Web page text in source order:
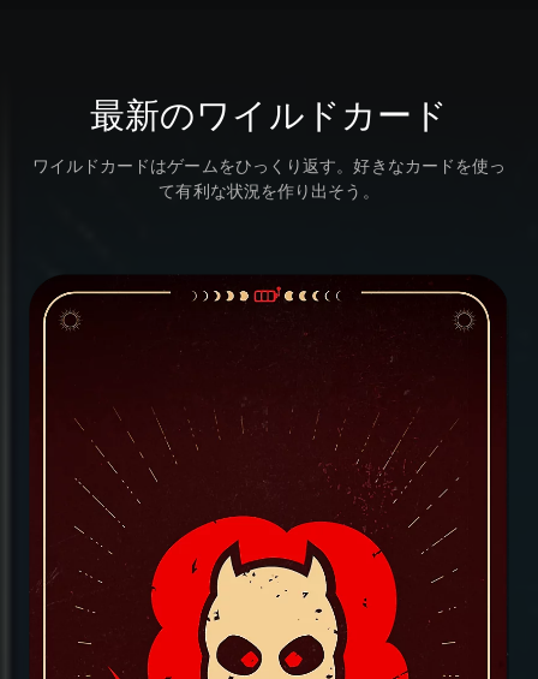
最新のワイルドカード
ワイルドカードはゲームをひっくり返す。好きなカードを使っ
て有利な状況を作り出そう。